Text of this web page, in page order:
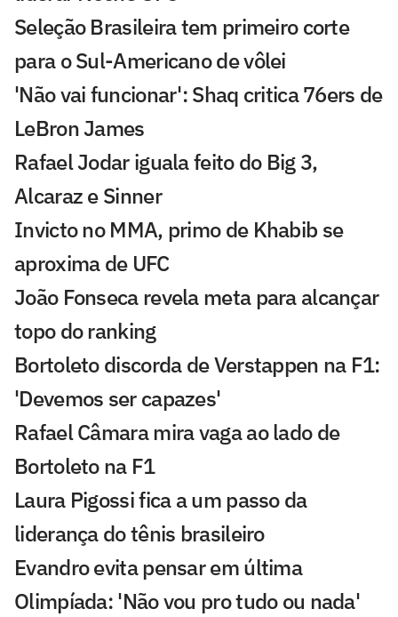
Seleção Brasileira tem primeiro corte
para o Sul-Americano de vôlei
'Não vai funcionar': Shaq critica 76ers de
LeBron James
Rafael Jodar iguala feito do Big 3,
Alcaraz e Sinner
Invicto no MMA, primo de Khabib se
aproxima de UFC
João Fonseca revela meta para alcançar
topo do ranking
Bortoleto discorda de Verstappen na F1:
'Devemos ser capazes'
Rafael Câmara mira vaga ao lado de
Bortoleto na F1
Laura Pigossi fica a um passo da
liderança do tênis brasileiro
Evandro evita pensar em última
Olimpíada: 'Não vou pro tudo ou nada'